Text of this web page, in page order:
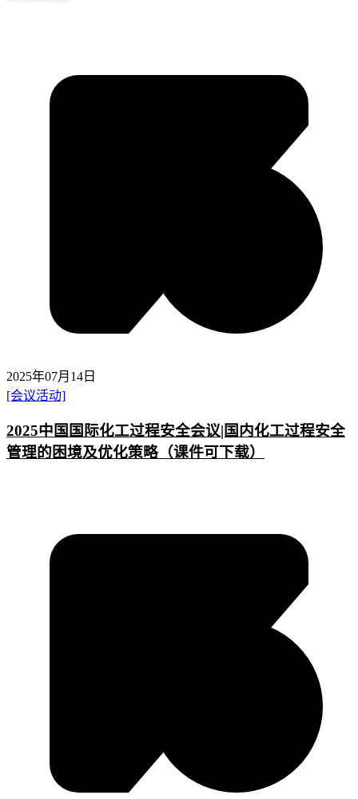
2025年07月14日
[会议活动]
2025中国国际化工过程安全会议|国内化工过程安全
管理的困境及优化策略（课件可下载）